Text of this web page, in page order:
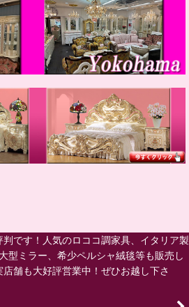
です！人気のロココ調家具、イタリア製
型ミラー、希少ペルシャ絨毯等も販売し
舗も大好評営業中！ぜひお越し下さ